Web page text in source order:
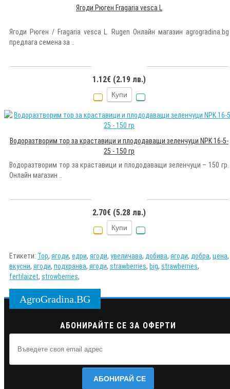
Ягоди Рюген Fragaria vesca L
Ягоди Рюген / Fragaria vesca L. Rugen Онлайн магазин agrogradina.bg
предлага семена за ..
1.12€ (2.19 лв.)
Купи
Водоразтворим тор за краставици и плододаващи зеленчуци NPK 16-5-
25 - 150 гр
Водоразтворим тор за краставици и плододаващи зеленчуци – 150 гр.
Онлайн магазин ..
2.70€ (5.28 лв.)
Купи
Етикети: Тор, ягоди, едри, ягоди, увеличава, добива, ягоди, добра, цена,
вкусни, ягоди, подхранва, ягоди, strawberries, big, strawberries,
fertilaizet, strowberries,
AgroGradina.BG
АБОНИРАЙТЕ СЕ ЗА ОФЕРТИ
АБОНИРАЙ СЕ